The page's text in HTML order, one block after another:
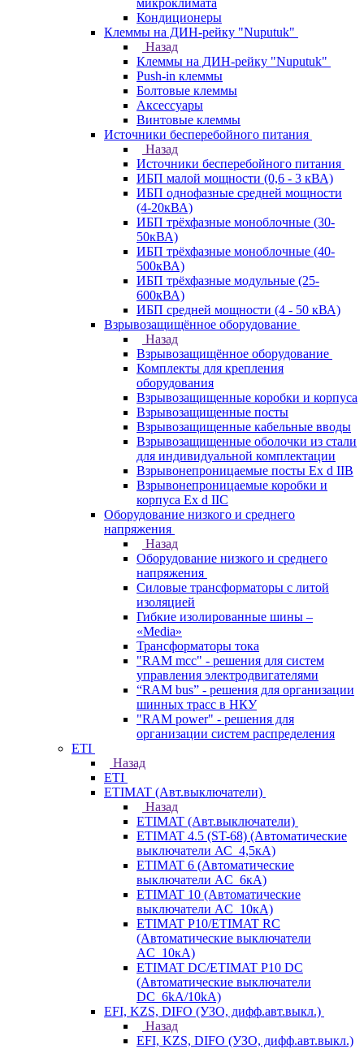
микроклимата
Кондиционеры
Клеммы на ДИН-рейку "Nuputuk"
Назад
Клеммы на ДИН-рейку "Nuputuk"
Push-in клеммы
Болтовые клеммы
Аксессуары
Винтовые клеммы
Источники бесперебойного питания
Назад
Источники бесперебойного питания
ИБП малой мощности (0,6 - 3 кВА)
ИБП однофазные средней мощности
(4-20кВА)
ИБП трёхфазные моноблочные (30-
50кВА)
ИБП трёхфазные моноблочные (40-
500кВА)
ИБП трёхфазные модульные (25-
600кВА)
ИБП средней мощности (4 - 50 кВА)
Взрывозащищённое оборудование
Назад
Взрывозащищённое оборудование
Комплекты для крепления
оборудования
Взрывозащищенные коробки и корпуса
Взрывозащищенные посты
Взрывозащищенные кабельные вводы
Взрывозащищенные оболочки из стали
для индивидуальной комплектации
Взрывонепроницаемые посты Ex d IIB
Взрывонепроницаемые коробки и
корпуса Ex d IIС
Оборудование низкого и среднего
напряжения
Назад
Оборудование низкого и среднего
напряжения
Силовые трансформаторы с литой
изоляцией
Гибкие изолированные шины –
«Media»
Трансформаторы тока
"RAM mcc" - решения для систем
управления электродвигателями
“RAM bus” - решения для организации
шинных трасс в НКУ
"RAM power" - решения для
организации систем распределения
ETI
Назад
ETI
ETIMAT (Авт.выключатели)
Назад
ETIMAT (Авт.выключатели)
ETIMAT 4.5 (ST-68) (Автоматические
выключатели АС_4,5кА)
ETIMAT 6 (Автоматические
выключатели AC_6кА)
ETIMAT 10 (Автоматические
выключатели AC_10кА)
ETIMAT P10/ETIMAT RC
(Автоматические выключатели
AC_10кА)
ETIMAT DC/ETIMAT P10 DC
(Автоматические выключатели
DC_6kA/10kA)
EFI, KZS, DIFO (УЗО, дифф.авт.выкл.)
Назад
EFI, KZS, DIFO (УЗО, дифф.авт.выкл.)